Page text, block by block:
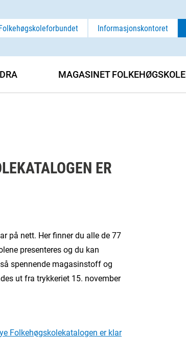
Informasjonskontoret
MAGASINET
ER
på nett. Her finner du alle de 77
presenteres og du kan
spennende magasinstoff og
ut fra trykkeriet 15. november
Folkehøgskolekatalogen er klar